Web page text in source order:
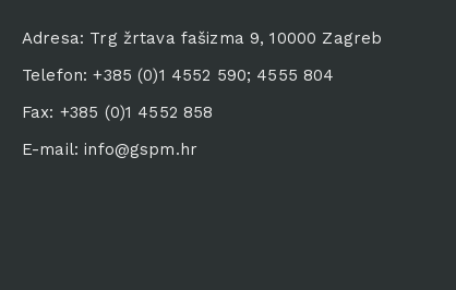
Adresa: Trg žrtava fašizma 9, 10000 Zagreb
Telefon: +385 (0)1 4552 590; 4555 804
Fax: +385 (0)1 4552 858
E-mail: info@gspm.hr